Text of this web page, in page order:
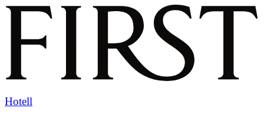
Hotell